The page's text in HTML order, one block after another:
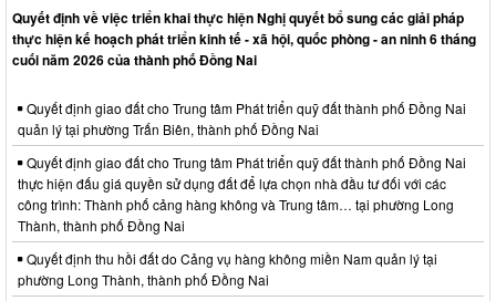
Quyết định về việc triển khai thực hiện Nghị quyết bổ sung các giải pháp
thực hiện kế hoạch phát triển kinh tế - xã hội, quốc phòng - an ninh 6 tháng
cuối năm 2026 của thành phố Đồng Nai
Quyết định giao đất cho Trung tâm Phát triển quỹ đất thành phố Đồng Nai
quản lý tại phường Trấn Biên, thành phố Đồng Nai
Quyết định giao đất cho Trung tâm Phát triển quỹ đất thành phố Đồng Nai
thực hiện đấu giá quyền sử dụng đất để lựa chọn nhà đầu tư đối với các
công trình: Thành phố cảng hàng không và Trung tâm… tại phường Long
Thành, thành phố Đồng Nai
Quyết định thu hồi đất do Cảng vụ hàng không miền Nam quản lý tại
phường Long Thành, thành phố Đồng Nai